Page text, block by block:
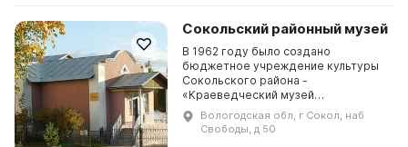
Сокольский районный музей
В 1962 году было создано
бюджетное учреждение культуры
Сокольского района -
«Краеведческий музей
Сокольского района». В 1993 году
оно было реорганизовано в
Сокольский городской историко-
Вологодская обл, г Сокол, наб
Свободы, д 50